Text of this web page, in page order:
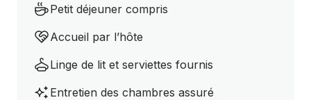
Petit déjeuner compris
Accueil par l’hôte
Linge de lit et serviettes fournis
Entretien des chambres assuré